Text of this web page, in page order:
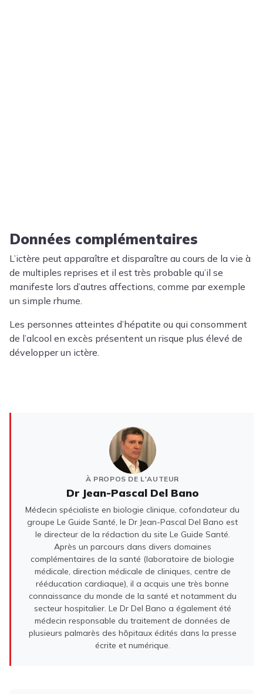
Données complémentaires
L’ictère peut apparaître et disparaître au cours de la vie à
de multiples reprises et il est très probable qu’il se
manifeste lors d’autres affections, comme par exemple
un simple rhume.
Les personnes atteintes d’hépatite ou qui consomment
de l’alcool en excès présentent un risque plus élevé de
développer un ictère.
À PROPOS DE L'AUTEUR
Dr Jean-Pascal Del Bano
Médecin spécialiste en biologie clinique, cofondateur du
groupe Le Guide Santé, le Dr Jean-Pascal Del Bano est
le directeur de la rédaction du site Le Guide Santé.
Après un parcours dans divers domaines
complémentaires de la santé (laboratoire de biologie
médicale, direction médicale de cliniques, centre de
rééducation cardiaque), il a acquis une très bonne
connaissance du monde de la santé et notamment du
secteur hospitalier. Le Dr Del Bano a également été
médecin responsable du traitement de données de
plusieurs palmarès des hôpitaux édités dans la presse
écrite et numérique.